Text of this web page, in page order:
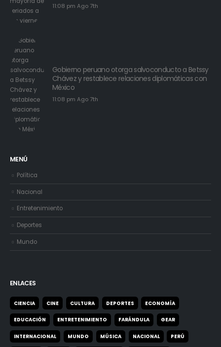
11:08 pm Ago 7th
Gobierno peruano otorga salvoconducto a Betssy
Chávez y restablece relaciones diplomáticas con
México
11:08 pm Ago 7th
MENÚ
Política
Nacional
Entretenimiento
Deportes
Mundo
ENLACES
CIENCIA CINE CULTURA DEPORTES ECONOMÍA
EDUCACIÓN ENTRETENIMIENTO FARÁNDULA GEAR
INTERNACIONAL MUNDO MÚSICA NACIONAL PERÚ